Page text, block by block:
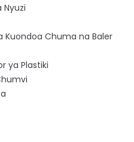
Nyuzi
Kuondoa Chuma na Baler
ya Plastiki